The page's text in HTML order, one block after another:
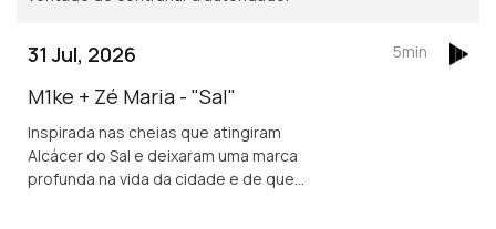
31 Jul, 2026
M1ke + Zé Maria - "Sal"
Inspirada nas cheias que atingiram
Alcácer do Sal e deixaram uma marca
profunda na vida da cidade e de quem
5min